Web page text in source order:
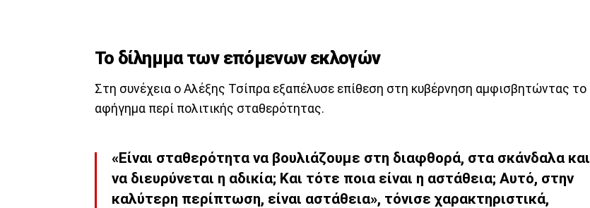
Το δίλημμα των επόμενων εκλογών
Στη συνέχεια ο Αλέξης Τσίπρα εξαπέλυσε επίθεση στη κυβέρνηση αμφισβητώντας το
αφήγημα περί πολιτικής σταθερότητας.
«Είναι σταθερότητα να βουλιάζουμε στη διαφθορά, στα σκάνδαλα και
να διευρύνεται η αδικία; Και τότε ποια είναι η αστάθεια; Αυτό, στην
καλύτερη περίπτωση, είναι αστάθεια», τόνισε χαρακτηριστικά,